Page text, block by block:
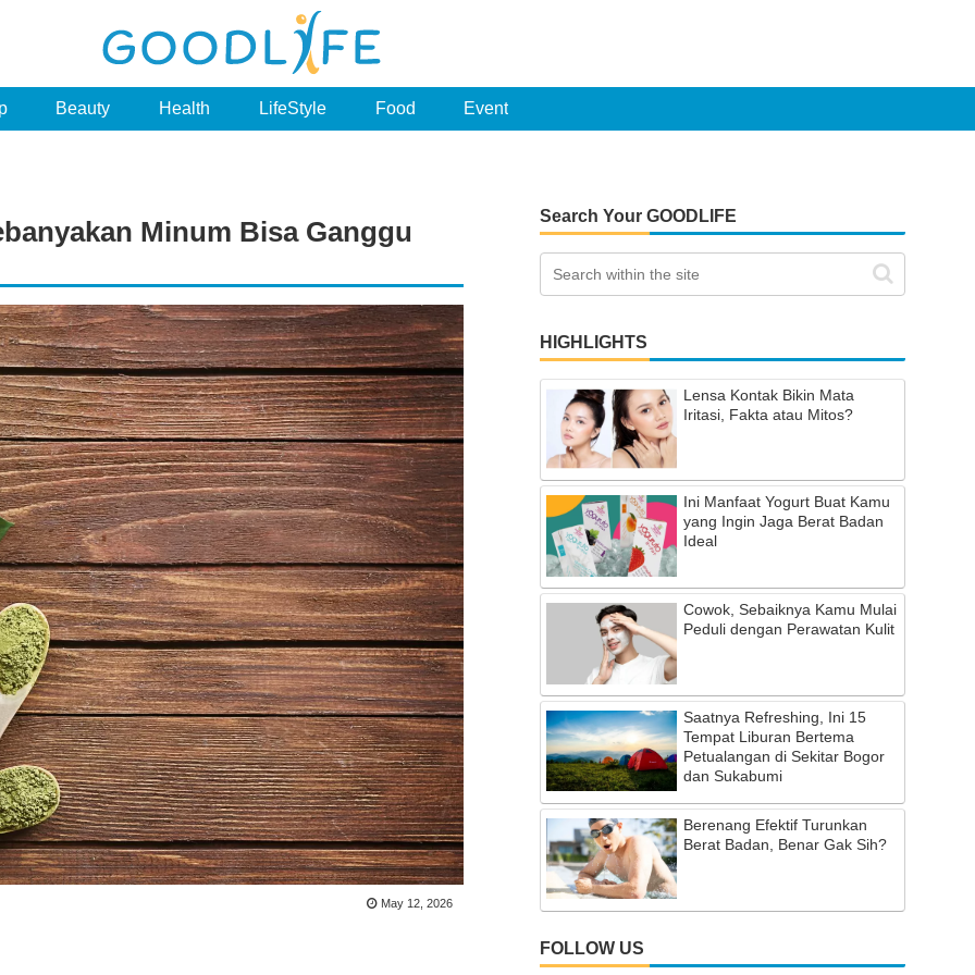
Beauty Health LifeStyle Food Event
Minum Bisa Ganggu
May 12, 2026
Search Your GOODLIFE
HIGHLIGHTS
Lensa Kontak Bikin Mata
Iritasi, Fakta atau Mitos?
Ini Manfaat Yogurt Buat Kamu
yang Ingin Jaga Berat Badan
Ideal
Cowok, Sebaiknya Kamu Mulai
Peduli dengan Perawatan Kulit
Saatnya Refreshing, Ini 15
Tempat Liburan Bertema
Petualangan di Sekitar Bogor
dan Sukabumi
Berenang Efektif Turunkan
Berat Badan, Benar Gak Sih?
FOLLOW US